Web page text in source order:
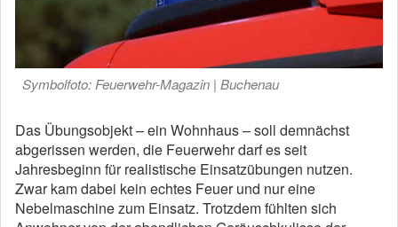
Symbolfoto: Feuerwehr-Magazin | Buchenau
Das Übungsobjekt – ein Wohnhaus – soll demnächst
abgerissen werden, die Feuerwehr darf es seit
Jahresbeginn für realistische Einsatzübungen nutzen.
Zwar kam dabei kein echtes Feuer und nur eine
Nebelmaschine zum Einsatz. Trotzdem fühlten sich